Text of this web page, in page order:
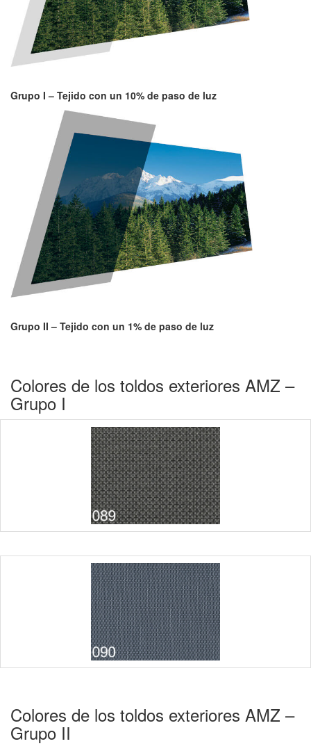
Grupo I – Tejido con un 10% de paso de luz
Grupo II – Tejido con un 1% de paso de luz
Colores de los toldos exteriores AMZ –
Grupo I
Colores de los toldos exteriores AMZ –
Grupo II